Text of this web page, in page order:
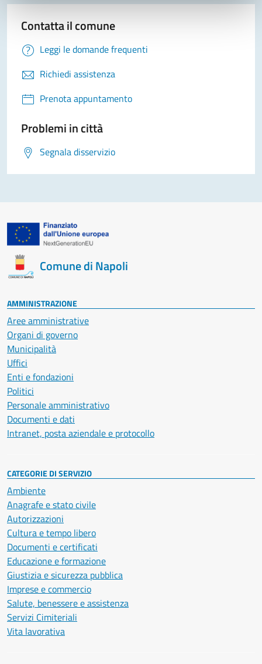
Contatta il comune
Leggi le domande frequenti
Richiedi assistenza
Prenota appuntamento
Problemi in città
Segnala disservizio
Comune di Napoli
AMMINISTRAZIONE
Aree amministrative
Organi di governo
Municipalità
Uffici
Enti e fondazioni
Politici
Personale amministrativo
Documenti e dati
Intranet, posta aziendale e protocollo
CATEGORIE DI SERVIZIO
Ambiente
Anagrafe e stato civile
Autorizzazioni
Cultura e tempo libero
Documenti e certificati
Educazione e formazione
Giustizia e sicurezza pubblica
Imprese e commercio
Salute, benessere e assistenza
Servizi Cimiteriali
Vita lavorativa